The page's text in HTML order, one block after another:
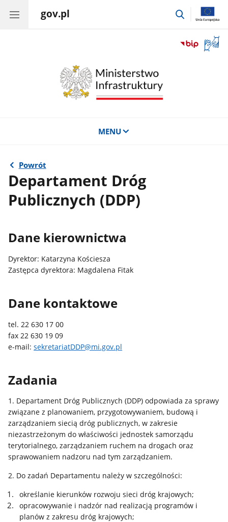
gov.pl
przejdź
okno
MENU
Powrót
Departament Dróg
Publicznych (DDP)
Dane kierownictwa
Dyrektor: Katarzyna Kościesza
Zastępca dyrektora: Magdalena Fitak
Dane kontaktowe
tel. 22 630 17 00
fax 22 630 19 09
e-mail:sekretariatDDP@mi.gov.pl
Zadania
1. Departament Dróg Publicznych (DDP) odpowiada za sprawy
związane z planowaniem, przygotowywaniem, budową i
zarządzaniem siecią dróg publicznych, w zakresie
niezastrzeżonym do właściwości jednostek samorządu
terytorialnego, zarządzaniem ruchem na drogach oraz
sprawowaniem nadzoru nad tym zarządzaniem.
2. Do zadań Departamentu należy w szczególności:
określanie kierunków rozwoju sieci dróg krajowych;
opracowywanie i nadzór nad realizacją programów i
planów z zakresu dróg krajowych;